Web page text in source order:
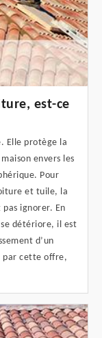
est-ce
Elle protège la
envers les
Pour
et tuile, la
ignorer. En
détériore, il est
d’un
par cette offre,